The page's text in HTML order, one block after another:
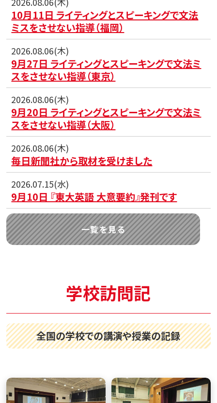
10月11日 ライティングとスピーキングで文法
ミスをさせない指導（福岡）
2026.08.06(木)
9月27日 ライティングとスピーキングで文法ミ
スをさせない指導（東京）
2026.08.06(木)
9月20日 ライティングとスピーキングで文法ミ
スをさせない指導（大阪）
2026.08.06(木)
毎日新聞社から取材を受けました
2026.07.15(水)
9月10日 『東大英語 大意要約』発刊です
一覧を見る
学校訪問記
全国の学校での講演や授業の記録